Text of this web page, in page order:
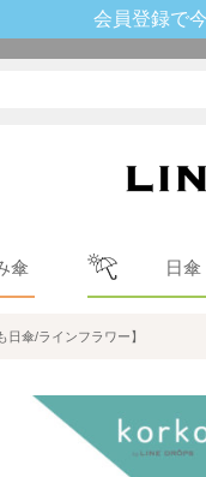
会員登録で
傘 日傘
傘/ラインフラワー】